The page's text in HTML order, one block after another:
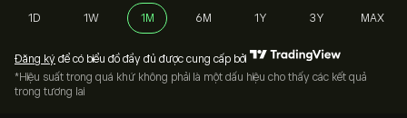
1D 1W 1M 6M 1Y 3Y MAX
Đăng ký để có biểu đồ đầy đủ được cung cấp bởi
*Hiệu suất trong quá khứ không phải là một dấu hiệu cho thấy các kết quả
trong tương lai